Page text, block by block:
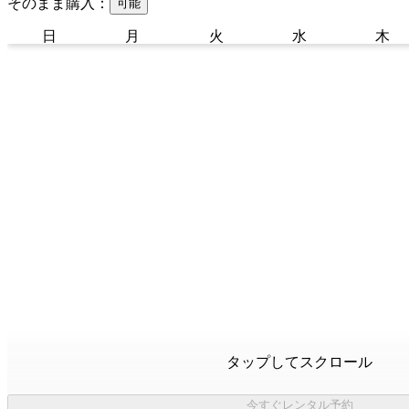
可能
日 月 火 水 木
タップしてスクロール
今すぐレンタル予約